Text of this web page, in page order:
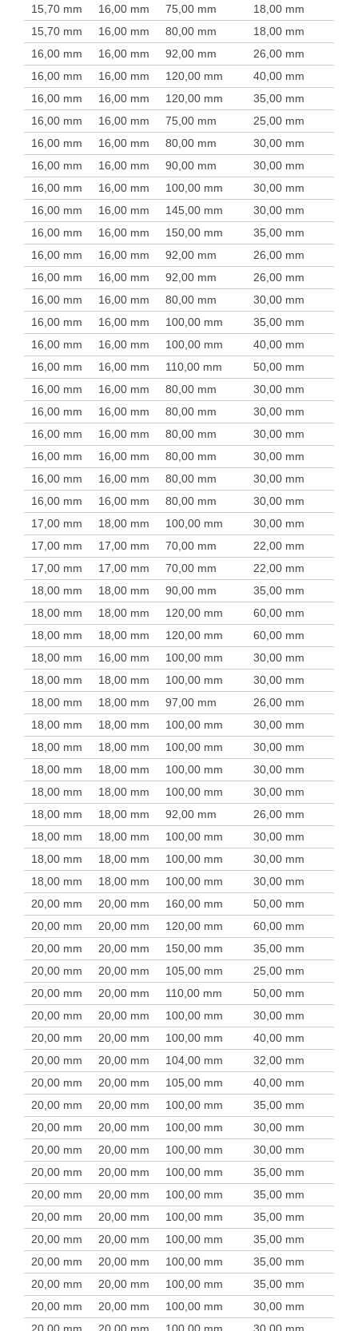
15,70 mm 16,00 mm 75,00 mm 18,00 mm
15,70 mm
16,00 mm 80,00 mm 18,00 mm
16,00 mm
16,00 mm 92,00 mm 26,00 mm
16,00 mm
16,00 mm 120,00 mm 40,00 mm
16,00 mm
16,00 mm 120,00 mm 35,00 mm
16,00 mm
16,00 mm 75,00 mm 25,00 mm
16,00 mm
16,00 mm 80,00 mm 30,00 mm
16,00 mm
16,00 mm 90,00 mm 30,00 mm
16,00 mm
16,00 mm 100,00 mm 30,00 mm
16,00 mm
16,00 mm 145,00 mm 30,00 mm
16,00 mm
16,00 mm 150,00 mm 35,00 mm
16,00 mm
16,00 mm 92,00 mm 26,00 mm
16,00 mm
16,00 mm 92,00 mm 26,00 mm
16,00 mm
16,00 mm 80,00 mm 30,00 mm
16,00 mm
16,00 mm 100,00 mm 35,00 mm
16,00 mm
16,00 mm 100,00 mm 40,00 mm
16,00 mm
16,00 mm 110,00 mm 50,00 mm
16,00 mm
16,00 mm 80,00 mm 30,00 mm
16,00 mm
16,00 mm 80,00 mm 30,00 mm
16,00 mm
16,00 mm 80,00 mm 30,00 mm
16,00 mm
16,00 mm 80,00 mm 30,00 mm
16,00 mm
16,00 mm 80,00 mm 30,00 mm
16,00 mm
16,00 mm 80,00 mm 30,00 mm
17,00 mm
18,00 mm 100,00 mm 30,00 mm
17,00 mm
17,00 mm 70,00 mm 22,00 mm
17,00 mm
17,00 mm 70,00 mm 22,00 mm
18,00 mm
18,00 mm 90,00 mm 35,00 mm
18,00 mm
18,00 mm 120,00 mm 60,00 mm
18,00 mm
18,00 mm 120,00 mm 60,00 mm
18,00 mm
16,00 mm 100,00 mm 30,00 mm
18,00 mm
18,00 mm 100,00 mm 30,00 mm
18,00 mm
18,00 mm 97,00 mm 26,00 mm
18,00 mm
18,00 mm 100,00 mm 30,00 mm
18,00 mm
18,00 mm 100,00 mm 30,00 mm
18,00 mm
18,00 mm 100,00 mm 30,00 mm
18,00 mm
18,00 mm 100,00 mm 30,00 mm
18,00 mm
18,00 mm 92,00 mm 26,00 mm
18,00 mm
18,00 mm 100,00 mm 30,00 mm
18,00 mm
18,00 mm 100,00 mm 30,00 mm
18,00 mm
18,00 mm 100,00 mm 30,00 mm
20,00 mm
20,00 mm 160,00 mm 50,00 mm
20,00 mm
20,00 mm 120,00 mm 60,00 mm
20,00 mm
20,00 mm 150,00 mm 35,00 mm
20,00 mm
20,00 mm 105,00 mm 25,00 mm
20,00 mm
20,00 mm 110,00 mm 50,00 mm
20,00 mm
20,00 mm 100,00 mm 30,00 mm
20,00 mm
20,00 mm 100,00 mm 40,00 mm
20,00 mm
20,00 mm 104,00 mm 32,00 mm
20,00 mm
20,00 mm 105,00 mm 40,00 mm
20,00 mm
20,00 mm 100,00 mm 35,00 mm
20,00 mm
20,00 mm 100,00 mm 30,00 mm
20,00 mm
20,00 mm 100,00 mm 30,00 mm
20,00 mm
20,00 mm 100,00 mm 35,00 mm
20,00 mm
20,00 mm 100,00 mm 35,00 mm
20,00 mm
20,00 mm 100,00 mm 35,00 mm
20,00 mm
20,00 mm 100,00 mm 35,00 mm
20,00 mm
20,00 mm 100,00 mm 35,00 mm
20,00 mm
20,00 mm 100,00 mm 35,00 mm
20,00 mm
20,00 mm 100,00 mm 30,00 mm